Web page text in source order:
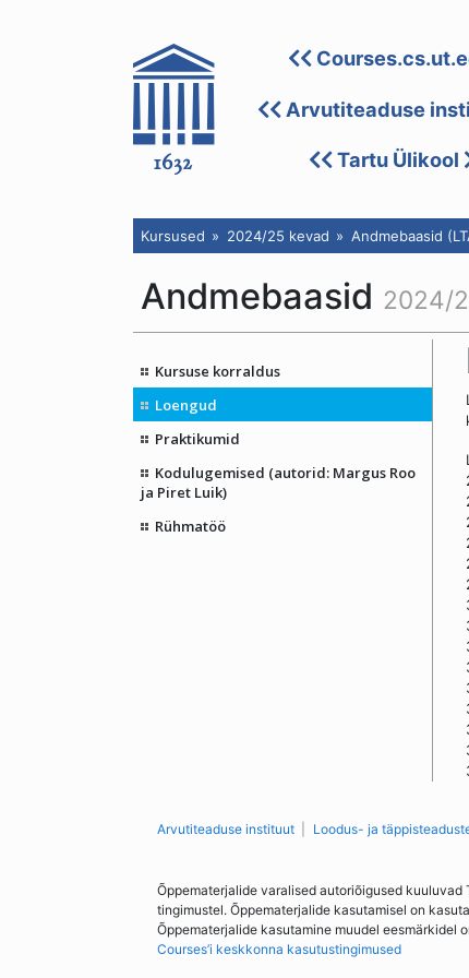
Arvutiteaduse
Tartu Ülikool
Kursused 2024/25 kevad Andmebaasid
Andmebaasid 2024/
Kursuse korraldus
Loengud
Praktikumid
Kodulugemised (autorid: Margus Roo
ja Piret Luik)
Rühmatöö
Arvutiteaduse instituut Loodus- ja
Õppematerjalide varalised autoriõigused
tingimustel. Õppematerjalide kasutamisel on
Õppematerjalide kasutamine muudel eesmärkidel
Courses’i keskkonna kasutustingimused